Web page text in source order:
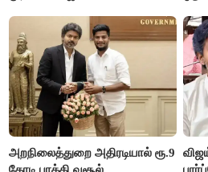
அறநிலைத்துறை அதிரடியால் ரூ.9